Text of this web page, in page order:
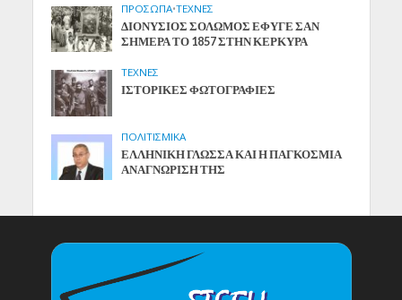
ΠΡΟΣΩΠΑ•ΤΕΧΝΕΣ
ΔΙΟΝΥΣΙΟΣ ΣΟΛΩΜΟΣ ΕΦΥΓΕ ΣΑΝ
ΣΗΜΕΡΑ ΤΟ 1857 ΣΤΗΝ ΚΕΡΚΥΡΑ
ΤΕΧΝΕΣ
ΙΣΤΟΡΙΚΕΣ ΦΩΤΟΓΡΑΦΙΕΣ
ΠΟΛΙΤΙΣΜΙΚΑ
ΕΛΛΗΝΙΚΗ ΓΛΩΣΣΑ ΚΑΙ Η ΠΑΓΚΟΣΜΙΑ
ΑΝΑΓΝΩΡΙΣΗ ΤΗΣ